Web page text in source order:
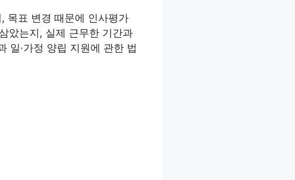
목표 변경 때문에 인사평가
았는지, 실제 근무한 기간과
일·가정 양립 지원에 관한 법